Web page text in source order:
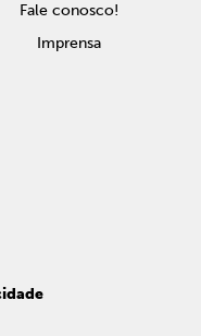
Fale conosco!
Imprensa